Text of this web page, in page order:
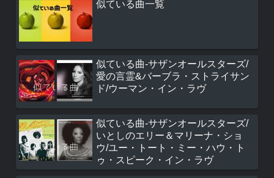
似ている曲一覧
似ている曲-サザンオールスターズ/
愛の言霊&バーブラ・ストライサン
ド/ウーマン・イン・ラヴ
似ている曲-サザンオールスターズ/
いとしのエリー＆マリーナ・ショ
ウ/ユー・トート・ミー・ハウ・ト
ゥ・スピーク・イン・ラヴ